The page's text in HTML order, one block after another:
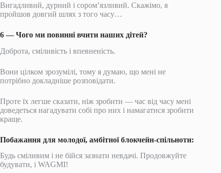
Вигадливий, дурний і сором’язливий. Скажімо, я
пройшов довгий шлях з того часу…
6 — Чого ми повинні вчити наших дітей?
Доброта, сміливість і впевненість.
Вони цілком зрозумілі, тому я думаю, що мені не
потрібно докладніше розповідати.
Проте їх легше сказати, ніж зробити — час від часу мені
доведеться нагадувати собі про них і намагатися зробити
краще.
Побажання для молодої, амбітної блокчейн-спільноти:
Будь сміливим і не бійся зазнати невдачі. Продовжуйте
будувати, і WAGMI!